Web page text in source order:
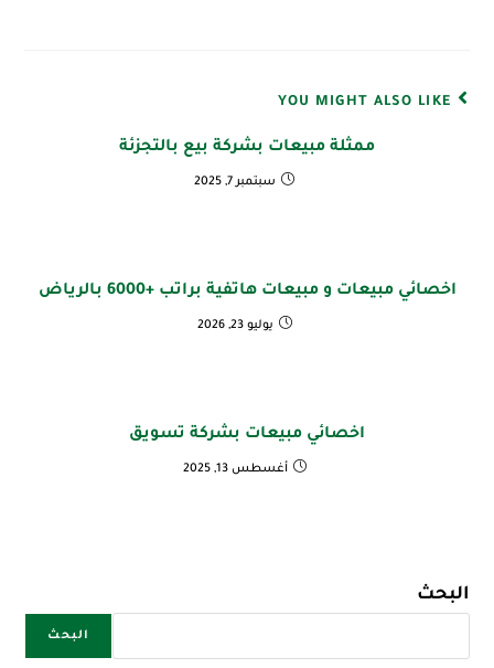
YOU MIGHT ALSO LIKE
ممثلة مبيعات بشركة بيع بالتجزئة
سبتمبر 7, 2025
اخصائي مبيعات و مبيعات هاتفية براتب +6000 بالرياض
يوليو 23, 2026
اخصائي مبيعات بشركة تسويق
أغسطس 13, 2025
البحث
البحث